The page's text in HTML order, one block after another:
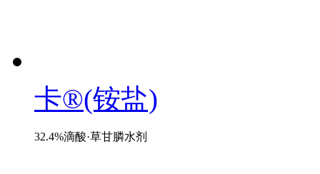
卡®(铵盐)
32.4%滴酸·草甘膦水剂